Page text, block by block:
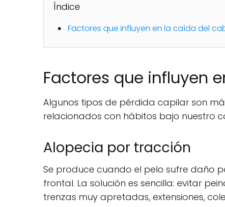
Índice
Factores que influyen en la caída del
Factores que influyen
Algunos tipos de pérdida capilar son
relacionados con hábitos bajo nuestro
Alopecia por tracción
Se produce cuando el pelo sufre daño
frontal. La solución es sencilla: evitar
trenzas muy apretadas, extensiones,